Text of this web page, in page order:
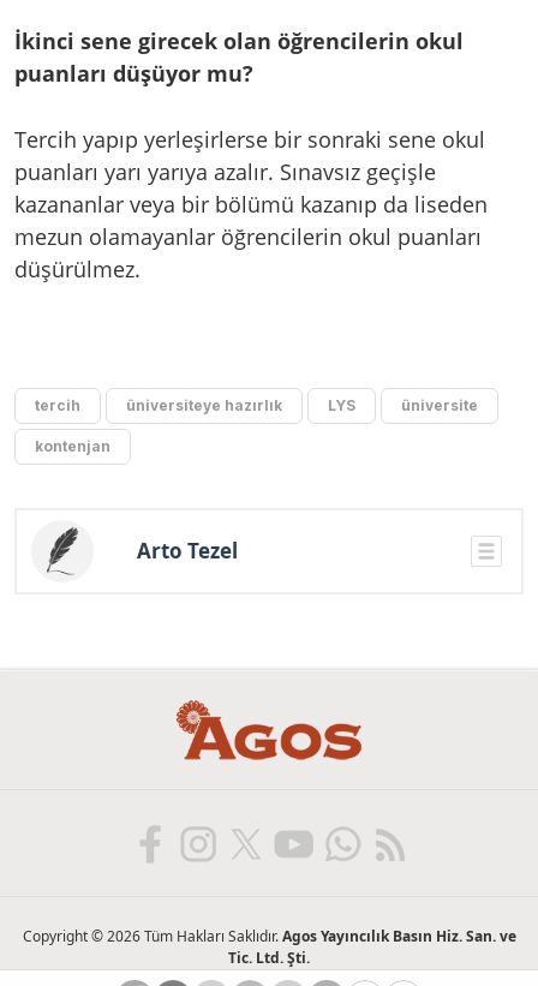
İkinci sene girecek olan öğrencilerin okul
puanları düşüyor mu?
Tercih yapıp yerleşirlerse bir sonraki sene okul
puanları yarı yarıya azalır. Sınavsız geçişle
kazananlar veya bir bölümü kazanıp da liseden
mezun olamayanlar öğrencilerin okul puanları
düşürülmez.
tercih üniversiteye hazırlık LYS üniversite
kontenjan
Arto Tezel
Copyright © 2026 Tüm Hakları Saklıdır.Agos Yayıncılık Basın Hiz. San. ve
Tic. Ltd. Şti.